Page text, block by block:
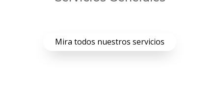
Mira todos nuestros servicios